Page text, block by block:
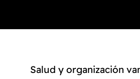
NOSOTROS
Salud y organización